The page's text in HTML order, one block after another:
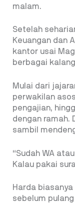
malam.
Setelah
Keuangan dan
kantor usai
berbagai
Mulai dari
perwakilan
pengajian,
dengan ramah.
sambil
“Sudah WA
Kalau pakai
Harda
sebelum